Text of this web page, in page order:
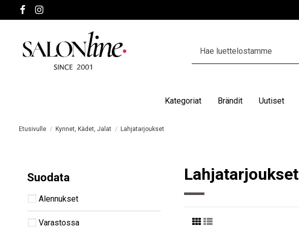
Kategoriat Brändit Uutiset
Etusivulle Kynnet, Kädet, Jalat Lahjatarjoukset
Lahjatarjoukset
Suodata
Alennukset
Varastossa